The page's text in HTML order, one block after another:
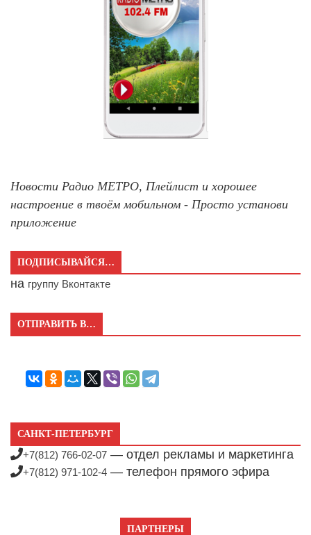
Новости Радио МЕТРО, Плейлист и хорошее
настроение в твоём мобильном - Просто установи
приложение
ПОДПИСЫВАЙСЯ…
на группу Вконтакте
ОТПРАВИТЬ В…
САНКТ-ПЕТЕРБУРГ
+7(812) 766-02-07 — отдел рекламы и маркетинга
+7(812) 971-102-4 — телефон прямого эфира
ПАРТНЕРЫ